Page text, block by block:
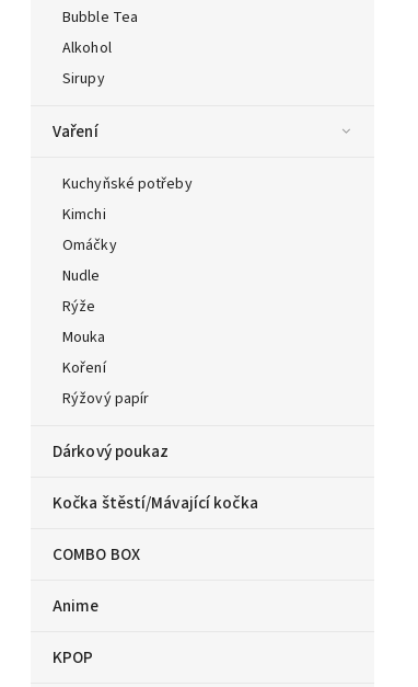
Bubble Tea
Alkohol
Sirupy
Vaření
Kuchyňské potřeby
Kimchi
Omáčky
Nudle
Rýže
Mouka
Koření
Rýžový papír
Dárkový poukaz
Kočka štěstí/Mávající kočka
COMBO BOX
Anime
KPOP